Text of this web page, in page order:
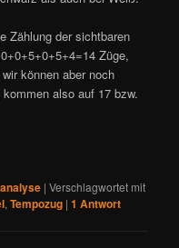
Zählung der sichtbaren
Züge,
können aber noch
also auf 17 bzw.
|Verschlagwortet mit
,Tempozug |1 Antwort